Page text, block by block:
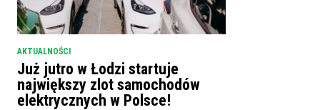
AKTUALNOŚCI
Już jutro w Łodzi startuje
największy zlot samochodów
elektrycznych w Polsce!